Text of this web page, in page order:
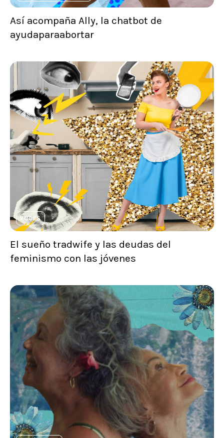
Así acompaña Ally, la chatbot de
ayudaparaabortar
VOCES
El sueño tradwife y las deudas del
feminismo con las jóvenes